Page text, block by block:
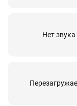
Нет звука